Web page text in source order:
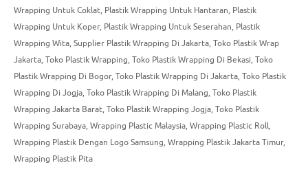
Wrapping Untuk Coklat, Plastik Wrapping Untuk Hantaran, Plastik
Wrapping Untuk Koper, Plastik Wrapping Untuk Seserahan, Plastik
Wrapping Wita, Supplier Plastik Wrapping Di Jakarta, Toko Plastik Wrap
Jakarta, Toko Plastik Wrapping, Toko Plastik Wrapping Di Bekasi, Toko
Plastik Wrapping Di Bogor, Toko Plastik Wrapping Di Jakarta, Toko Plastik
Wrapping Di Jogja, Toko Plastik Wrapping Di Malang, Toko Plastik
Wrapping Jakarta Barat, Toko Plastik Wrapping Jogja, Toko Plastik
Wrapping Surabaya, Wrapping Plastic Malaysia, Wrapping Plastic Roll,
Wrapping Plastik Dengan Logo Samsung, Wrapping Plastik Jakarta Timur,
Wrapping Plastik Pita